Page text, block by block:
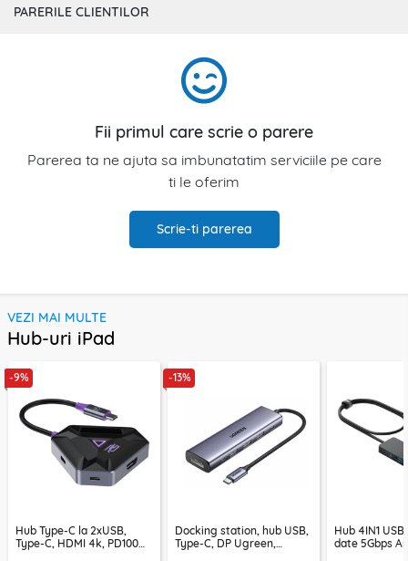
PARERILE CLIENTILOR
Fii primul care scrie o parere
Parerea ta ne ajuta sa imbunatatim serviciile pe care
ti le oferim
Scrie-ti parerea
VEZI MAI MULTE
Hub-uri iPad
-9%
Hub Type-C la 2xUSB,
Type-C, HDMI 4k, PD100W,
-13%
Docking station, hub USB,
Type-C, DP Ugreen,
Hub 4IN1
date 5Gbps